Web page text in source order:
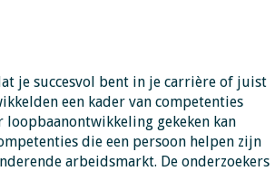
je succesvol bent in je carrière of juist
een kader van competenties
loopbaanontwikkeling gekeken kan
die een persoon helpen zijn
arbeidsmarkt. De onderzoekers